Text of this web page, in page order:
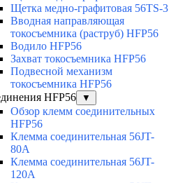
Щетка медно-графитовая 56TS-3
Вводная направляющая
токосъемника (раструб) HFP56
Водило HFP56
Захват токосъемника HFP56
Подвесной механизм
токосъемника HFP56
HFP56
▼
Обзор клемм соединительных
HFP56
Клемма соединительная 56JT-
80A
Клемма соединительная 56JT-
120A